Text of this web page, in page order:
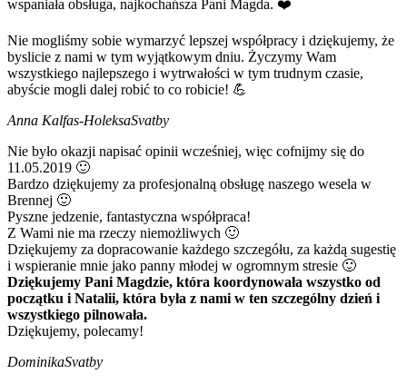
wspaniała obsługa, najkochańsza Pani Magda. ❤️
Nie mogliśmy sobie wymarzyć lepszej współpracy i dziękujemy, że
byslicie z nami w tym wyjątkowym dniu. Życzymy Wam
wszystkiego najlepszego i wytrwałości w tym trudnym czasie,
abyście mogli dalej robić to co robicie! 💪
Anna Kalfas-HoleksaSvatby
Nie było okazji napisać opinii wcześniej, więc cofnijmy się do
11.05.2019 🙂
Bardzo dziękujemy za profesjonalną obsługę naszego wesela w
Brennej 🙂
Pyszne jedzenie, fantastyczna współpraca!
Z Wami nie ma rzeczy niemożliwych 🙂
Dziękujemy za dopracowanie każdego szczegółu, za każdą sugestię
i wspieranie mnie jako panny młodej w ogromnym stresie 🙂
Dziękujemy Pani Magdzie, która koordynowała wszystko od
początku i Natalii, która była z nami w ten szczególny dzień i
wszystkiego pilnowała.
Dziękujemy, polecamy!
DominikaSvatby